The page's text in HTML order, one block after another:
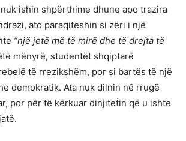
ishin shpërthime dhune apo trazira
ato paraqiteshin si zëri i një
“një jetë më të mirë dhe të drejta të
mënyrë, studentët shqiptarë
të rrezikshëm, por si bartës të një
demokratik. Ata nuk dilnin në rrugë
por për të kërkuar dinjitetin që u ishte